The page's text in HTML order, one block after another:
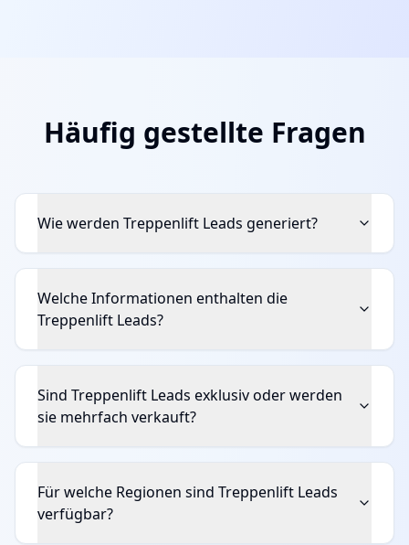
Häufig gestellte Fragen
Wie werden Treppenlift Leads generiert?
Welche Informationen enthalten die
Treppenlift Leads?
Sind Treppenlift Leads exklusiv oder werden
sie mehrfach verkauft?
Für welche Regionen sind Treppenlift Leads
verfügbar?